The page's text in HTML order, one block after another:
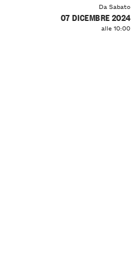
Da Sabato
07 DICEMBRE 2024
alle 10:00